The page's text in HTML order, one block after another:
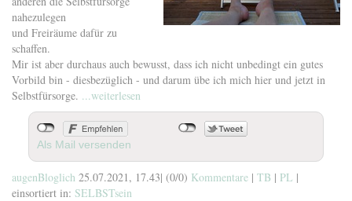
nahezulegen
und Freiräume dafür zu
schaffen.
Mir ist aber durchaus auch bewusst, dass ich nicht unbedingt ein gutes
Vorbild bin - diesbezüglich - und darum übe ich mich hier und jetzt in
Selbstfürsorge. ...weiterlesen
Als Mail versenden
augenBloglich 25.07.2021, 17.43| (0/0) Kommentare | TB | PL |
einsortiert in: SELBSTsein